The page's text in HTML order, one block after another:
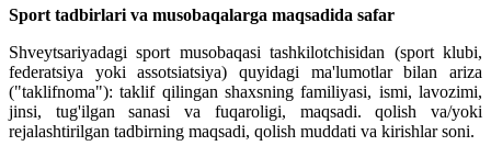
Sport tadbirlari va musobaqalarga maqsadida safar
Shveytsariyadagi sport musobaqasi tashkilotchisidan (sport klubi,
federatsiya yoki assotsiatsiya) quyidagi ma'lumotlar bilan ariza
("taklifnoma"): taklif qilingan shaxsning familiyasi, ismi, lavozimi,
jinsi, tug'ilgan sanasi va fuqaroligi, maqsadi. qolish va/yoki
rejalashtirilgan tadbirning maqsadi, qolish muddati va kirishlar soni.